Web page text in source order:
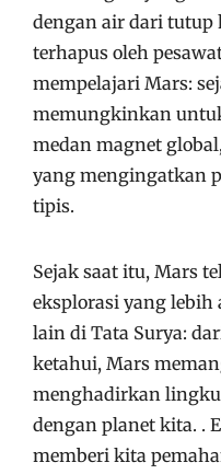
dengan air dari tutup
terhapus oleh
mempelajari Mars:
memungkinkan
medan magnet
yang mengingatkan
tipis.
Sejak saat itu, Mars
eksplorasi yang lebih
lain di Tata Surya:
ketahui, Mars
menghadirkan
dengan planet kita. .
memberi kita